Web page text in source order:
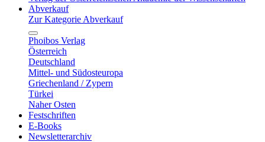
Abverkauf
Zur Kategorie Abverkauf
Phoibos Verlag
Österreich
Deutschland
Mittel- und Südosteuropa
Griechenland / Zypern
Türkei
Naher Osten
Festschriften
E-Books
Newsletterarchiv